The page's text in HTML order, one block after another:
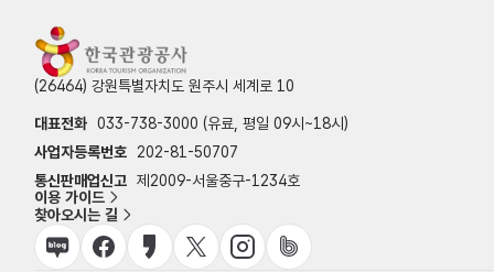
(26464) 강원특별자치도 원주시 세계로 10
대표전화 033-738-3000 (유료, 평일 09시~18시)
사업자등록번호
202-81-50707
통신판매업신고 제2009-서울중구-1234호
이용 가이드
찾아오시는 길